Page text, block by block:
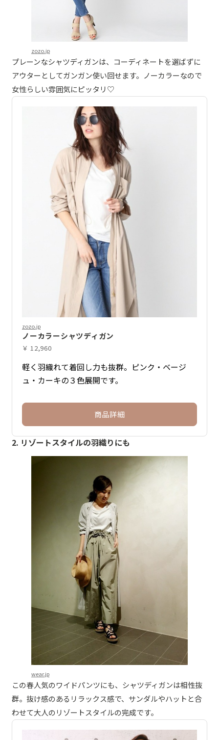
zozo.jp
プレーンなシャツディガンは、コーディネートを選ばずに
アウターとしてガンガン使い回せます。ノーカラーなので
女性らしい雰囲気にピッタリ♡
zozo.jp
ノーカラーシャツディガン
￥ 12,960
軽く羽織れて着回し力も抜群。ピンク・ベージ
ュ・カーキの３色展開です。
商品詳細
2. リゾートスタイルの羽織りにも
wear.jp
この春人気のワイドパンツにも、シャツディガンは相性抜
群。抜け感のあるリラックス感で、サンダルやハットと合
わせて大人のリゾートスタイルの完成です。